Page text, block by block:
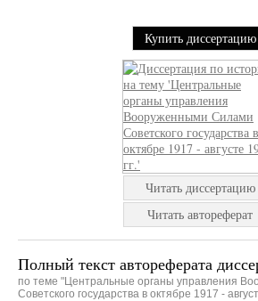
Купить диссертацию
Читать диссертацию
Читать автореферат
Полный текст автореферата
по теме "Центральные органы управления
Советского государства в октябре 1917 -